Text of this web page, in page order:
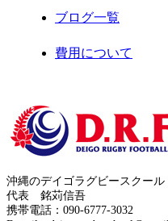
2020年8月
2020年7月
2020年5月
2020年3月
ブログ一覧
費用について
サイトマップ
プライバシーポリシ
沖縄のデイゴラグビースクール
代表 銘苅信吾
携帯電話：090-6777-3032